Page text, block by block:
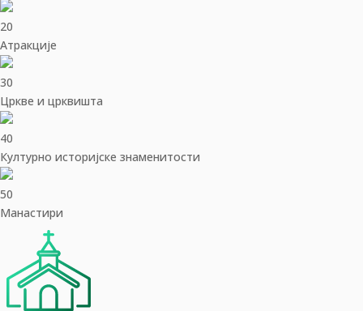
20
Aтракције
30
Цркве и црквишта
40
Културно историјске знаменитости
50
Манастири